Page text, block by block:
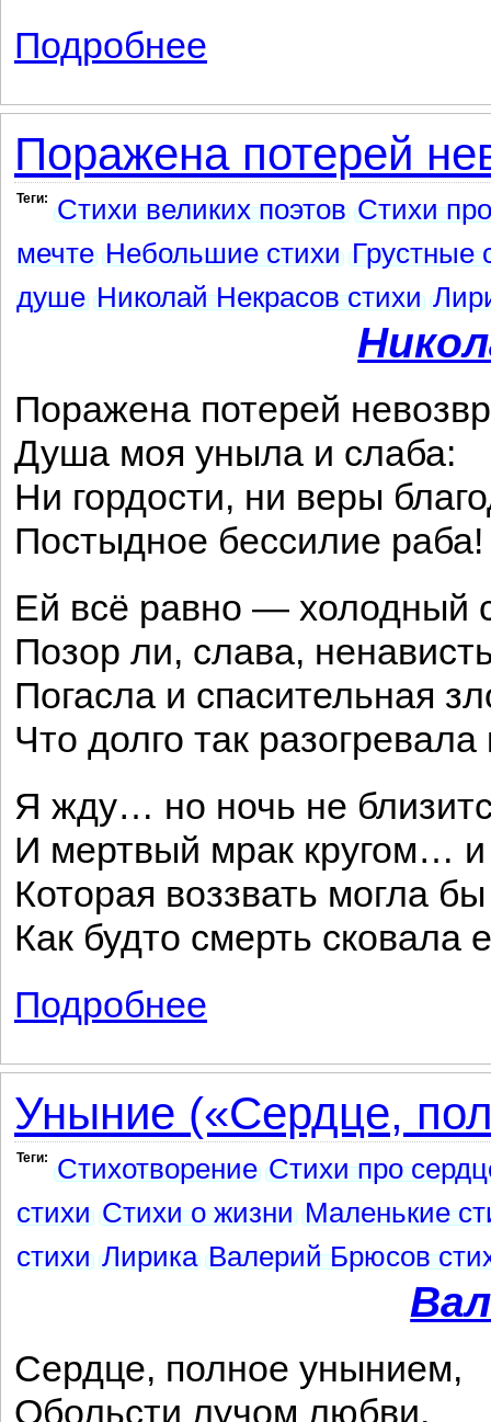
Подробнее
Поражена потерей
Теги: Стихи великих поэтов Стихи
мечте Небольшие стихи Грустные
душе Николай Некрасов стихи
Поражена потерей
Душа моя уныла и слаба:
Ни гордости, ни веры
Постыдное бессилие раба!
Ей всё равно — холодный
Позор ли, слава,
Погасла и спасительная
Что долго так разогревала
Я жду… но ночь не
И мертвый мрак кругом… и
Которая воззвать могла
Как будто смерть сковала
Подробнее
Уныние («Сердце,
Теги: Стихотворение Стихи про
стихи Стихи о жизни Маленькие
стихи Лирика Валерий Брюсов
Сердце, полное унынием,
Обольсти лучом любви,